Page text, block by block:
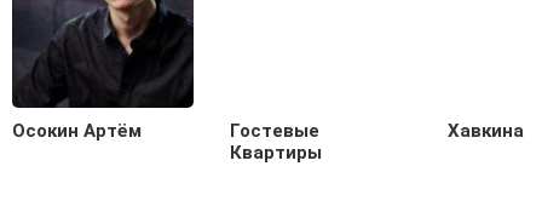
Осокин Артём
Гостевые
Квартиры
Хавкина